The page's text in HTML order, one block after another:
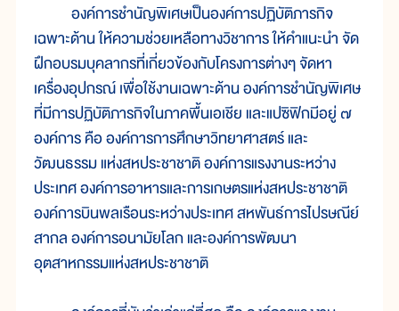
องค์การชำนัญพิเศษเป็นองค์การปฏิบัติภารกิจ
เฉพาะด้าน ให้ความช่วยเหลือทางวิชาการ ให้คำแนะนำ จัด
ฝึกอบรมบุคลากรที่เกี่ยวข้องกับโครงการต่างๆ จัดหา
เครื่องอุปกรณ์ เพื่อใช้งานเฉพาะด้าน องค์การชำนัญพิเศษ
ที่มีการปฏิบัติภารกิจในภาคพื้นเอเชีย และแปซิฟิกมีอยู่ ๗
องค์การ คือ องค์การการศึกษาวิทยาศาสตร์ และ
วัฒนธรรม แห่งสหประชาชาติ องค์การแรงงานระหว่าง
ประเทศ องค์การอาหารและการเกษตรแห่งสหประชาชาติ
องค์การบินพลเรือนระหว่างประเทศ สหพันธ์การไปรษณีย์
สากล องค์การอนามัยโลก และองค์การพัฒนา
อุตสาหกรรมแห่งสหประชาชาติ